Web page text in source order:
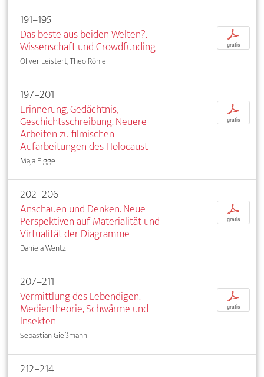
191–195
Das beste aus beiden Welten?.
Wissenschaft und Crowdfunding
Oliver Leistert, Theo Röhle
p
gratis
197–201
Erinnerung, Gedächtnis,
Geschichtsschreibung. Neuere
Arbeiten zu filmischen
Aufarbeitungen des Holocaust
Maja Figge
p
gratis
202–206
Anschauen und Denken. Neue
Perspektiven auf Materialität und
Virtualität der Diagramme
Daniela Wentz
p
gratis
207–211
Vermittlung des Lebendigen.
Medientheorie, Schwärme und
Insekten
Sebastian Gießmann
p
gratis
212–214